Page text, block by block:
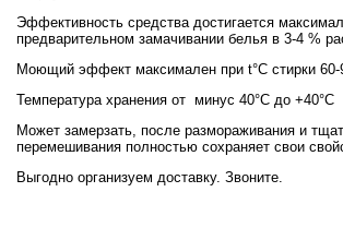
Эффективность средства достигается
предварительном замачивании белья в 3-4 %
Моющий эффект максимален при t°C стирки 60-
Температура хранения от минус 40°С до +40°С
Может замерзать, после размораживания и
перемешивания полностью сохраняет свои
Выгодно организуем доставку. Звоните.